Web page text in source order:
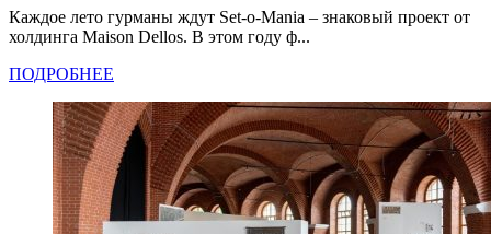
Каждое лето гурманы ждут Set-o-Mania – знаковый проект от
холдинга Maison Dellos. В этом году ф...
ПОДРОБНЕЕ